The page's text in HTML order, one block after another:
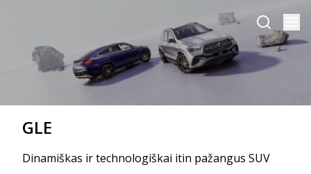
GLE
Dinamiškas ir technologiškai itin pažangus SUV